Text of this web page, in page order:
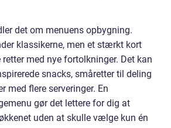
det om menuens opbygning.
klassikerne, men et stærkt kort
med nye fortolkninger. Det kan
snacks, småretter til deling
med flere serveringer. En
gør det lettere for dig at
uden at skulle vælge kun én